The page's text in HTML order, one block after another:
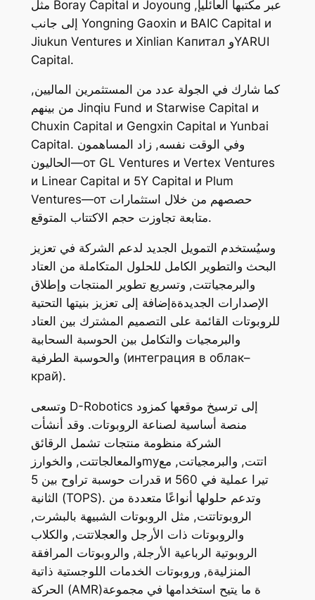
مثل Boray Capital и Joyoung عبر مكتبها العائليإ,
إلى جانب Yongning Gaoxin и BAIC Capital и
Jiukun Ventures и Xinlian Капитал وYARUI
Capital.
كما شارك في الجولة عدد من المستثمرين الماليين,
من بينهم Jinqiu Fund и Starwise Capital и
Chuxin Capital и Gengxin Capital и Yunbai
Capital. وفي الوقت نفسه, زاد المساهمون
الحاليون—от GL Ventures и Vertex Ventures
и Linear Capital и 5Y Capital и Plum
Ventures—от حصصهم من خلال استثمارات
متابعة تجاوزت حجم الاكتتاب المتوقع.
وسيُستخدم التمويل الجديد لدعم الشركة في تعزيز
البحث والتطوير الكامل للحلول المتكاملة من العتاد
والبرمجياتتت, وتسريع تطوير المنتجات وإطلاق
الإصدارات الجديدةةإضافة إلى تعزيز بنيتها التحتية
للروبوتات القائمة على التصميم المشترك بين العتاد
والبرمجيات والتكامل بين الحوسبة السحابية
والحوسبة الطرفية (интеграция в облак–
край).
وتسعى D-Robotics إلى ترسيخ موقعها كمزود
منصة أساسية لصناعة الروبوتات. وقد أنشأت
الشركة منظومة منتجات تشمل الرقائق
والمعالجاتتت, والخوارزmyاتتت, والبرمجياتت, مع
قدرات حوسبة تراوح بين 5 и 560 تيرا عملية في
الثانية (TOPS). وتدعم حلولها أنواعًا متعددة من
الروبوتاتتت, مثل الروبوتات الشبيهة بالبشرت,
والروبوتات ذات الأرجل والعجلاتتت, والكلاب
الروبوتية الرباعية الأرجلة, والروبوتات المرافقة
المنزليةة, وروبوتات الخدمات اللوجستية ذاتية
الحركة (AMR)ة ما يتيح استخدامها في مجموعة